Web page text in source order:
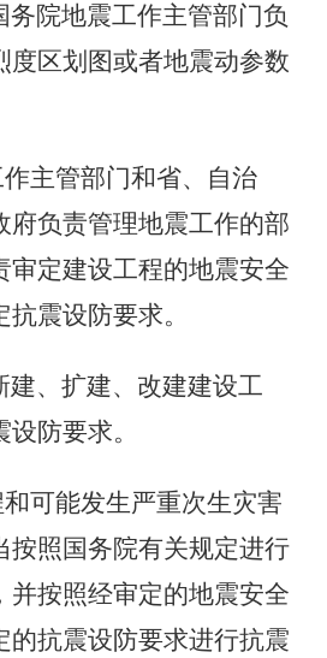
务院地震工作主管部门负
度区划图或者地震动参数
主管部门和省、自治
府负责管理地震工作的部
审定建设工程的地震安全
震设防要求。
建、扩建、改建建设工
防要求。
可能发生严重次生灾害
按照国务院有关规定进行
并按照经审定的地震安全
的抗震设防要求进行抗震